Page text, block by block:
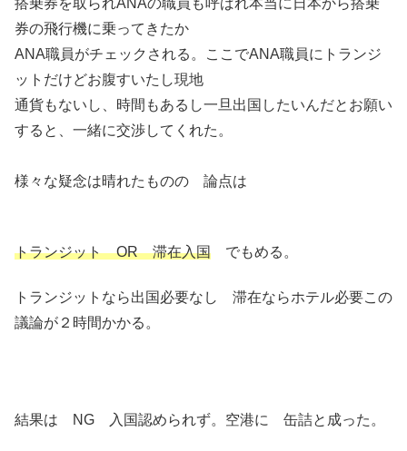
券の飛行機に乗ってきたか
ANA職員がチェックされる。ここでANA職員にトランジ
ットだけどお腹すいたし現地
通貨もないし、時間もあるし一旦出国したいんだとお願い
すると、一緒に交渉してくれた。
様々な疑念は晴れたものの 論点は
トランジット OR 滞在入国 でもめる。
トランジットなら出国必要なし 滞在ならホテル必要この
議論が２時間かかる。
結果は NG 入国認められず。空港に 缶詰と成った。